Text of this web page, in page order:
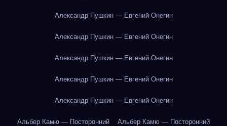
Александр Пушкин — Евгений Онегин
Александр Пушкин — Евгений Онегин
Александр Пушкин — Евгений Онегин
Александр Пушкин — Евгений Онегин
Александр Пушкин — Евгений Онегин
Альбер Камю — Посторонний Альбер Камю — Посторонний